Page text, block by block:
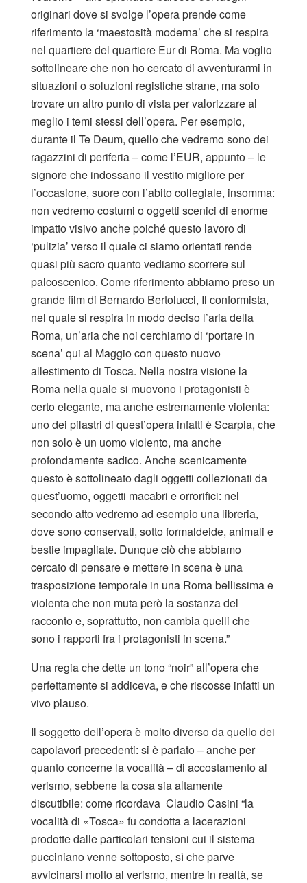
originari dove si svolge l’opera prende come
riferimento la ‘maestosità moderna’ che si respira
nel quartiere del quartiere Eur di Roma. Ma voglio
sottolineare che non ho cercato di avventurarmi in
situazioni o soluzioni registiche strane, ma solo
trovare un altro punto di vista per valorizzare al
meglio i temi stessi dell’opera. Per esempio,
durante il Te Deum, quello che vedremo sono dei
ragazzini di periferia – come l’EUR, appunto – le
signore che indossano il vestito migliore per
l’occasione, suore con l’abito collegiale, insomma:
non vedremo costumi o oggetti scenici di enorme
impatto visivo anche poiché questo lavoro di
‘pulizia’ verso il quale ci siamo orientati rende
quasi più sacro quanto vediamo scorrere sul
palcoscenico. Come riferimento abbiamo preso un
grande film di Bernardo Bertolucci, Il conformista,
nel quale si respira in modo deciso l’aria della
Roma, un’aria che noi cerchiamo di ‘portare in
scena’ qui al Maggio con questo nuovo
allestimento di Tosca. Nella nostra visione la
Roma nella quale si muovono i protagonisti è
certo elegante, ma anche estremamente violenta:
uno dei pilastri di quest’opera infatti è Scarpia, che
non solo è un uomo violento, ma anche
profondamente sadico. Anche scenicamente
questo è sottolineato dagli oggetti collezionati da
quest’uomo, oggetti macabri e orrorifici: nel
secondo atto vedremo ad esempio una libreria,
dove sono conservati, sotto formaldeide, animali e
bestie impagliate. Dunque ciò che abbiamo
cercato di pensare e mettere in scena è una
trasposizione temporale in una Roma bellissima e
violenta che non muta però la sostanza del
racconto e, soprattutto, non cambia quelli che
sono i rapporti fra i protagonisti in scena.”
Una regia che dette un tono “noir” all’opera che
perfettamente si addiceva, e che riscosse infatti un
vivo plauso.
Il soggetto dell’opera è molto diverso da quello dei
capolavori precedenti: si è parlato – anche per
quanto concerne la vocalità – di accostamento al
verismo, sebbene la cosa sia altamente
discutibile: come ricordava Claudio Casini “la
vocalità di «Tosca» fu condotta a lacerazioni
prodotte dalle particolari tensioni cui il sistema
pucciniano venne sottoposto, sì che parve
avvicinarsi molto al verismo, mentre in realtà, se